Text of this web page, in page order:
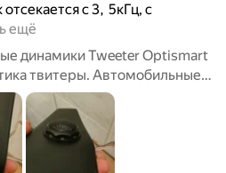
с 3, 5кГц, с
ещё
динамики Tweeter Optismart
твитеры. Автомобильные
для авто твиттеры.